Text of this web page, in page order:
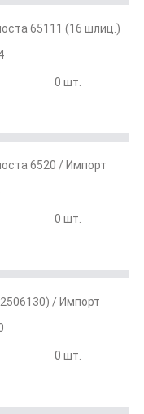
65111 (16 шлиц.)
0 шт.
6520 / Импорт
0 шт.
/ Импорт
0 шт.